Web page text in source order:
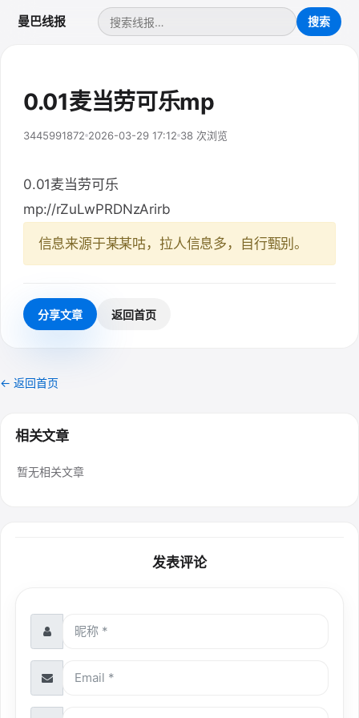
曼巴线报
0.01麦当劳可乐mp
3445991872 2026-03-29 17:12 38 次浏览
0.01麦当劳可乐
mp://rZuLwPRDNzArirb
信息来源于某某咕，拉人信息多，自行甄别。
分享文章 返回首页
← 返回首页
相关文章
暂无相关文章
发表评论